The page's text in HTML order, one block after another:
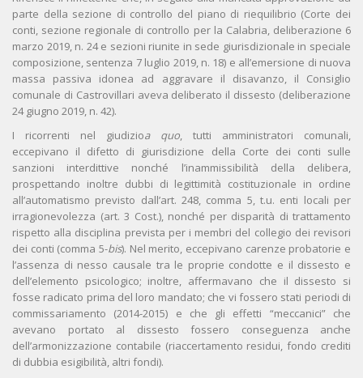
parte della sezione di controllo del piano di riequilibrio (Corte dei
conti, sezione regionale di controllo per la Calabria, deliberazione 6
marzo 2019, n. 24 e sezioni riunite in sede giurisdizionale in speciale
composizione, sentenza 7 luglio 2019, n. 18) e all’emersione di nuova
massa passiva idonea ad aggravare il disavanzo, il Consiglio
comunale di Castrovillari aveva deliberato il dissesto (deliberazione
24 giugno 2019, n. 42).
I ricorrenti nel giudizioa quo, tutti amministratori comunali,
eccepivano il difetto di giurisdizione della Corte dei conti sulle
sanzioni interdittive nonché l’inammissibilità della delibera,
prospettando inoltre dubbi di legittimità costituzionale in ordine
all’automatismo previsto dall’art. 248, comma 5, t.u. enti locali per
irragionevolezza (art. 3 Cost.), nonché per disparità di trattamento
rispetto alla disciplina prevista per i membri del collegio dei revisori
dei conti (comma 5-bis). Nel merito, eccepivano carenze probatorie e
l’assenza di nesso causale tra le proprie condotte e il dissesto e
dell’elemento psicologico; inoltre, affermavano che il dissesto si
fosse radicato prima del loro mandato; che vi fossero stati periodi di
commissariamento (2014-2015) e che gli effetti “meccanici” che
avevano portato al dissesto fossero conseguenza anche
dell’armonizzazione contabile (riaccertamento residui, fondo crediti
di dubbia esigibilità, altri fondi).